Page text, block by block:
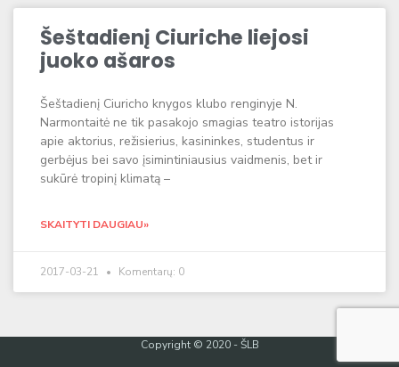
Šeštadienį Ciuriche liejosi
juoko ašaros
Šeštadienį Ciuricho knygos klubo renginyje N.
Narmontaitė ne tik pasakojo smagias teatro istorijas
apie aktorius, režisierius, kasininkes, studentus ir
gerbėjus bei savo įsimintiniausius vaidmenis, bet ir
sukūrė tropinį klimatą –
SKAITYTI DAUGIAU»
2017-03-21 Komentarų: 0
Copyright © 2020 - ŠLB